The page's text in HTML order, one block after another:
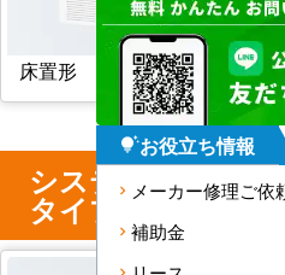
床置形
システムマルチ
タイプ
tips_and_updatesお役立ち情報
メーカー修理ご依
補助金